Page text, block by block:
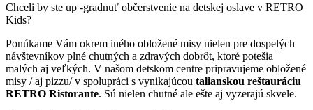
Chceli by ste up -gradnuť občerstvenie na detskej oslave v RETRO
Kids?
Ponúkame Vám okrem iného obložené misy nielen pre dospelých
návštevníkov plné chutných a zdravých dobrôt, ktoré potešia
malých aj veľkých. V našom detskom centre pripravujeme obložené
misy / aj pizzu/ v spolupráci s vynikajúcou talianskou reštauráciu
RETRO Ristorante. Sú nielen chutné ale ešte aj vyzerajú skvele.